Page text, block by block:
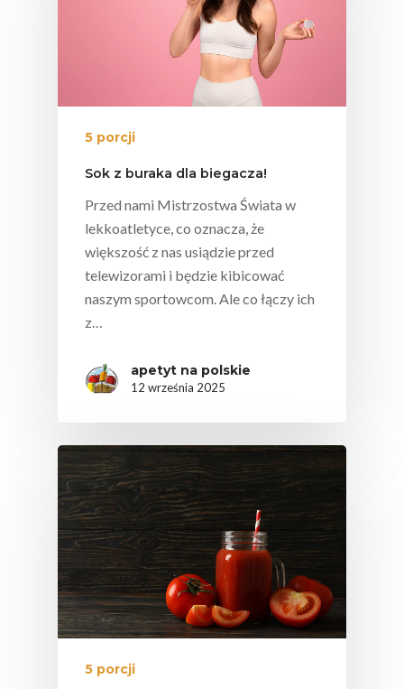
5 porcji
Sok z buraka dla biegacza!
Przed nami Mistrzostwa Świata w
lekkoatletyce, co oznacza, że
większość z nas usiądzie przed
telewizorami i będzie kibicować
naszym sportowcom. Ale co łączy ich
z…
apetyt na polskie
12 września 2025
5 porcji
Jemy Eko Warzywa I
Owoce
Polskie Forum
Ekologicznej
Świetnie Wpływa
Warzywa I Owoce
Super Moce
Good Move
Związek Zawodowy
Badania